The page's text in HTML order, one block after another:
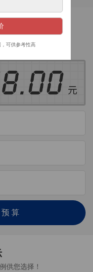
算
供您选择！